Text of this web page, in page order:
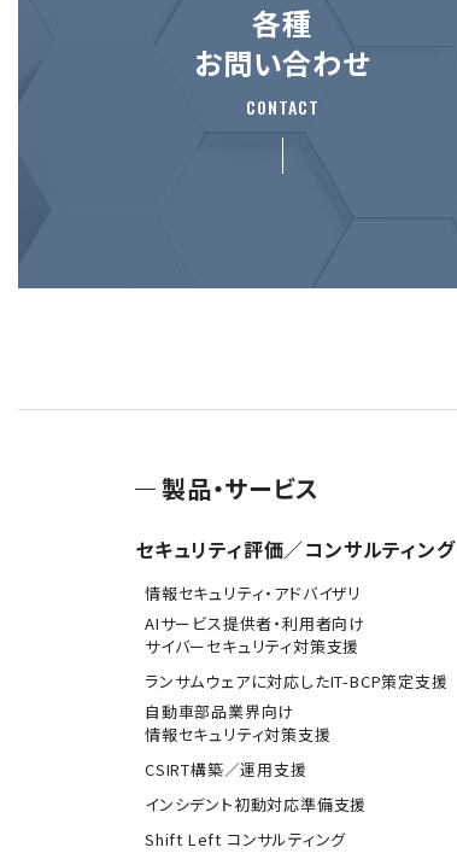
各種
お問い合わせ
CONTACT
製品・サービス
セキュリティ評価／コンサルティング
情報セキュリティ・アドバイザリ
AIサービス提供者・利用者向け
サイバーセキュリティ対策支援
ランサムウェアに対応したIT-BCP策定支援
自動車部品業界向け
情報セキュリティ対策支援
CSIRT構築／運用支援
インシデント初動対応準備支援
Shift Left コンサルティング